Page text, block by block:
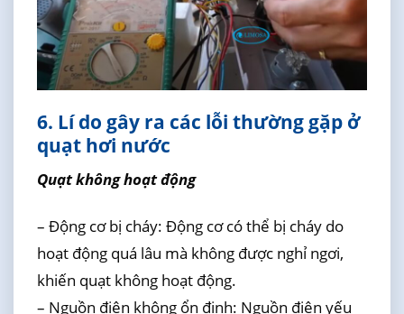
6. Lí do gây ra các lỗi thường gặp ở
quạt hơi nước
Quạt không hoạt động
– Động cơ bị cháy: Động cơ có thể bị cháy do
hoạt động quá lâu mà không được nghỉ ngơi,
khiến quạt không hoạt động.
– Nguồn điện không ổn định: Nguồn điện yếu